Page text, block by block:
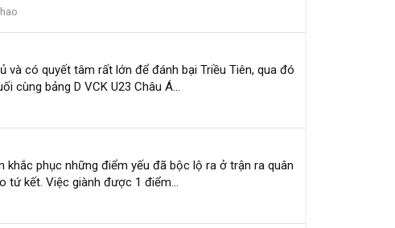
có quyết tâm rất lớn để đánh bại Triều Tiên, qua đó
cùng bảng D VCK U23 Châu Á...
phục những điểm yếu đã bộc lộ ra ở trận ra quân
tứ kết. Việc giành được 1 điểm...